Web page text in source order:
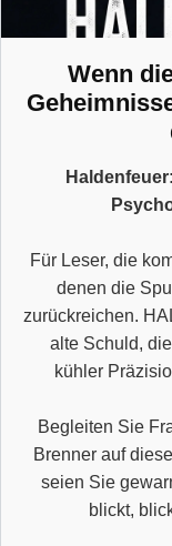
Wenn
Für Leser, die
denen die
zurückreichen.
alte Schuld,
kühler
Begleiten Sie
Brenner auf
seien Sie
blickt,